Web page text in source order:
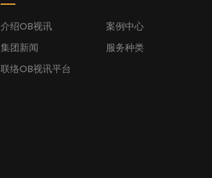
介绍OB视讯
案例中心
集团新闻
服务种类
联络OB视讯平台